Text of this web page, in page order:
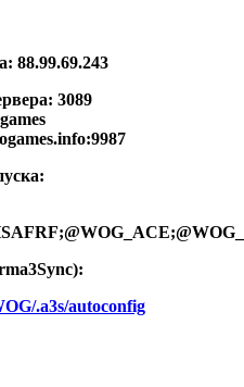
88.99.69.243
3089
.a3s/autoconfig